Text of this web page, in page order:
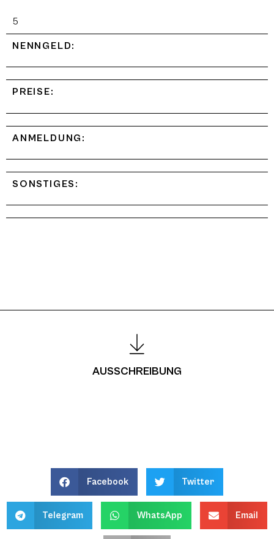
5
NENNGELD:
PREISE:
ANMELDUNG:
SONSTIGES:
AUSSCHREIBUNG
Facebook Twitter
Telegram WhatsApp Email